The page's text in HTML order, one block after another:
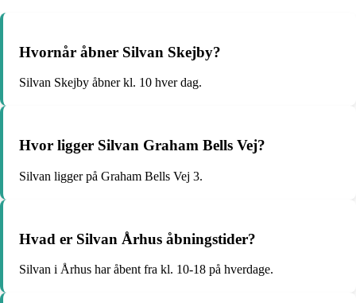
Hvornår åbner Silvan Skejby?
Silvan Skejby åbner kl. 10 hver dag.
Hvor ligger Silvan Graham Bells Vej?
Silvan ligger på Graham Bells Vej 3.
Hvad er Silvan Århus åbningstider?
Silvan i Århus har åbent fra kl. 10-18 på hverdage.